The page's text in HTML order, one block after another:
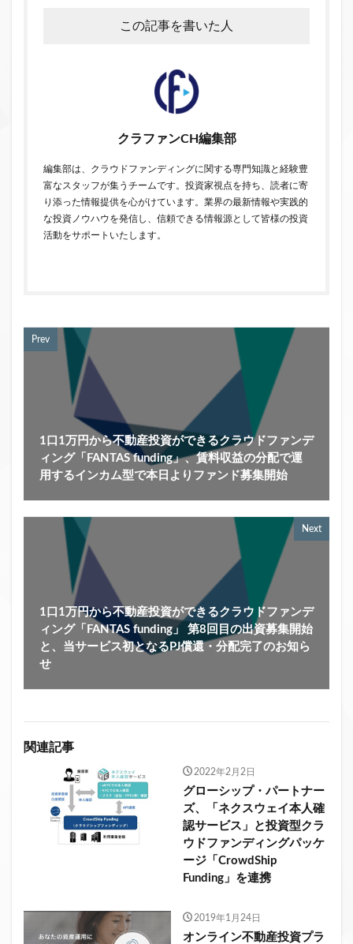
この記事を書いた人
クラファンCH編集部
編集部は、クラウドファンディングに関する専門知識と経験豊
富なスタッフが集うチームです。投資家視点を持ち、読者に寄
り添った情報提供を心がけています。業界の最新情報や実践的
な投資ノウハウを発信し、信頼できる情報源として皆様の投資
活動をサポートいたします。
Prev
1口1万円から不動産投資ができるクラウドファンデ
ィング「FANTAS funding」、賃料収益の分配で運
用するインカム型で本日よりファンド募集開始
Next
1口1万円から不動産投資ができるクラウドファンデ
ィング「FANTAS funding」 第8回目の出資募集開始
と、当サービス初となるPJ償還・分配完了のお知ら
せ
関連記事
2022年2月2日
グローシップ・パートナー
ズ、「ネクスウェイ本人確
認サービス」と投資型クラ
ウドファンディングパッケ
ージ「CrowdShip
Funding」を連携
2019年1月24日
オンライン不動産投資プラ